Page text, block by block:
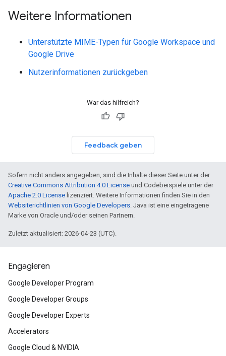
Weitere Informationen
Unterstützte MIME-Typen für Google Workspace und
Google Drive
Nutzerinformationen zurückgeben
War das hilfreich?
Feedback geben
Sofern nicht anders angegeben, sind die Inhalte dieser Seite unter der
Creative Commons Attribution 4.0 License und Codebeispiele unter der
Apache 2.0 License lizenziert. Weitere Informationen finden Sie in den
Websiterichtlinien von Google Developers. Java ist eine eingetragene
Marke von Oracle und/oder seinen Partnern.
Zuletzt aktualisiert: 2026-04-23 (UTC).
Engagieren
Google Developer Program
Google Developer Groups
Google Developer Experts
Accelerators
Google Cloud & NVIDIA